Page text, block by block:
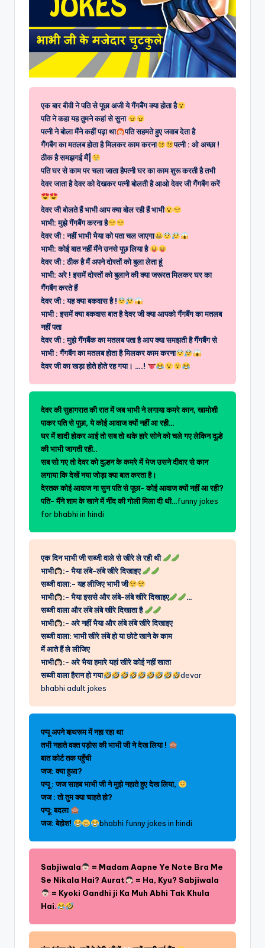
एक बार बीवी ने पति से पूछा अजी ये गैंगबैंग क्या होता है
पति ने कहा यह तुमने कहां से सुना
पत्नी ने बोला मैंने कहीं पढ़ा था
पति सहमते हुए जवाब देता है
गैंगबैंग का मतलब होता है मिलकर काम करना
पत्नी : ओ अच्छा !
ठीक है समझगई मैं|
पति घर से काम पर चला जाता हैपत्नी घर का काम शुरू करती है तभी
देवर जाता है देवर को देखकर पत्नी बोलती है आओ देवर जी गैंगबैंग करें
देवर जी बोलते हैं भाभी आप क्या बोल रही हैं भाभी
भाभी: मुझे गैंगबैंग करना है
देवर जी : नहीं भाभी भैया को पता चल जाएगा
भाभी: कोई बात नहीं मैंने उनसे पूछ लिया है
देवर जी : ठीक है मैं अपने दोस्तों को बुला लेता हूं
भाभी: अरे ! इसमें दोस्तों को बुलाने की क्या जरूरत मिलकर घर का
गैंगबैंग करते हैं
देवर जी : यह क्या बकवास है !
भाभी : इसमें क्या बकवास बात है देवर जी क्या आपको गैंगबैंग का मतलब
नहीं पता
देवर जी : मुझे गैंगबैंक का मतलब पता है आप क्या समझती है गैंगबैंग से
भाभी : गैंगबैंग का मतलब होता है मिलकर काम करना
देवर जी का खड़ा होते होते रह गया। ….!
देवर की सुहागरात की रात में जब भाभी ने लगाया कमरे कान, खामोशी
पाकर पति से पूछा, ये कोई आवाज क्यों नहीं आ रही…
घर में शादी होकर आई तो सब तो थके हारे सोने को चले गए लेकिन दूल्हे
की भाभी जागती रही..
सब सो गए तो देवर को दुल्हन के कमरे में भेज उसने दीवार से कान
लगाया कि देखें नया जोड़ा क्या बात करता है।
देरतक कोई आवाज ना सुन पति से पूछा- कोई आवाज क्यों नहीं आ रही?
पति- मैंने शाम के खाने में नींद की गोली मिला दी थी…funny jokes
for bhabhi in hindi
एक दिन भाभी जी सब्जी वाले से खीरे ले रही थी
भाभी
:- भैया लंबे-लंबे खीरे दिखाइए
सब्जी वाला:- यह लीजिए भाभी जी
भाभी
:- भैया इससे और लंबे-लंबे खीरे दिखाइए
…
सब्जी वाला और लंबे लंबे खीरे दिखाता है
भाभी
:- अरे नहीं भैया और लंबे लंबे खीरे दिखाइए
सब्जी वाला: भाभी खीरे लंबे हो या छोटे खाने के काम
में आते हैं ले लीजिए
भाभी
:- अरे भैया हमारे यहां खीरे कोई नहीं खाता
सब्जी वाला हैरान हो गया
devar
bhabhi adult jokes
पप्पू अपने बाथरूम में नहा रहा था
तभी नहाते वक्त पड़ोस की भाभी जी ने देख लिया !
बात कोर्ट तक पहुँची
जज: क्या हुआ?
पप्पू : जज साहब भाभी जी ने मुझे नहाते हुए देख लिया,
जज : तो तुम क्या चाहते हो?
पप्पू: बदला
जज: बेहोश!
bhabhi funny jokes in hindi
Sabjiwala
= Madam Aapne Ye Note Bra Me
Se Nikala Hai? Aurat
= Ha, Kyu? Sabjiwala
= Kyoki Gandhi ji Ka Muh Abhi Tak Khula
Hai.